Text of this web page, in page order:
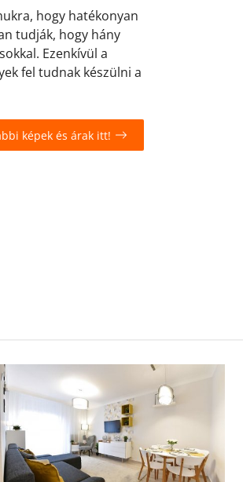
hogy hatékonyan
tudják, hogy hány
Ezenkívül a
fel tudnak készülni a
képek és árak itt!